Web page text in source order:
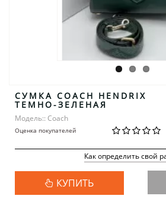
СУМКА COACH HENDRIX
ТЕМНО-ЗЕЛЕНАЯ
Модель:: Coach
Оценка покупателей
Как определить свой
КУПИТЬ